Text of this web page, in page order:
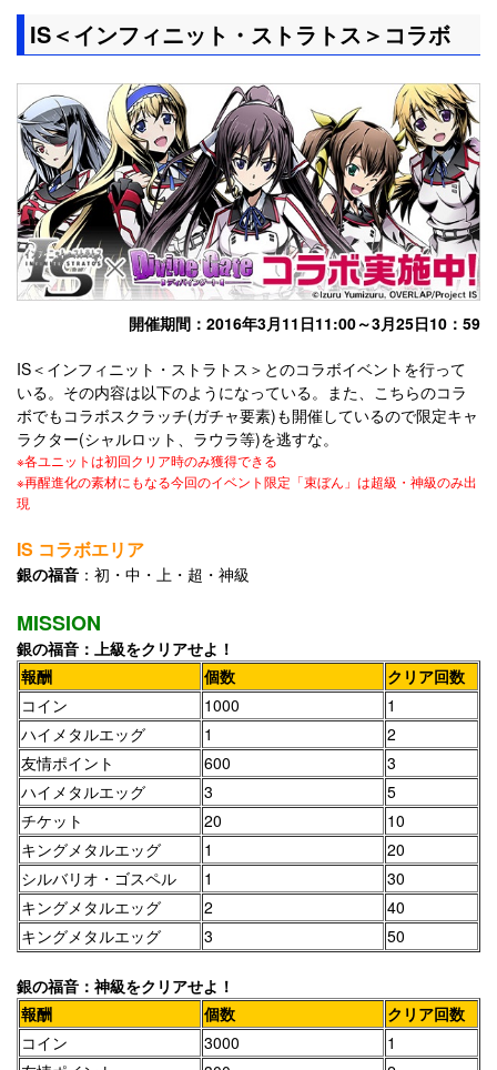
IS＜インフィニット・ストラトス＞コラボ
開催期間：2016年3月11日11:00～3月25日10：59
IS＜インフィニット・ストラトス＞とのコラボイベントを行って
いる。その内容は以下のようになっている。また、こちらのコラ
ボでもコラボスクラッチ(ガチャ要素)も開催しているので限定キャ
ラクター(シャルロット、ラウラ等)を逃すな。
※各ユニットは初回クリア時のみ獲得できる
※再醒進化の素材にもなる今回のイベント限定「束ぼん」は超級・神級のみ出
現
IS コラボエリア
銀の福音 ：初・中・上・超・神級
MISSION
銀の福音：上級をクリアせよ！
報酬
個数
クリア回数
コイン
1000
1
ハイメタルエッグ
1
2
友情ポイント
600
3
ハイメタルエッグ
3
5
チケット
20
10
キングメタルエッグ
1
20
シルバリオ・ゴスペル
1
30
キングメタルエッグ
2
40
キングメタルエッグ
3 50
銀の福音：神級をクリアせよ！
報酬
個数
クリア回数
コイン
3000
1